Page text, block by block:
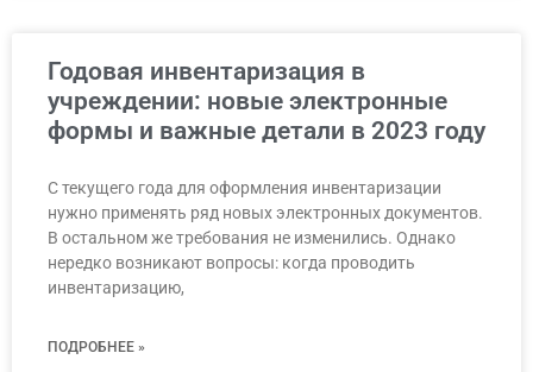
Годовая инвентаризация в
учреждении: новые электронные
формы и важные детали в 2023 году
С текущего года для оформления инвентаризации
нужно применять ряд новых электронных документов.
В остальном же требования не изменились. Однако
нередко возникают вопросы: когда проводить
инвентаризацию,
ПОДРОБНЕЕ »